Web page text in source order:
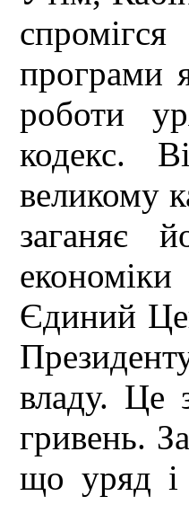
програми
роботи
кодекс.
великому
заганяє
Єдиний
владу. Це
гривень.
що уряд і